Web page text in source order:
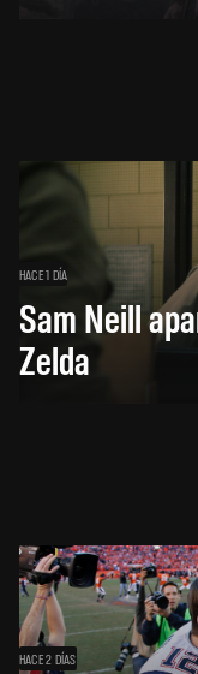
HACE 1 DÍA
Sam Neill
Zelda
HACE 2 DÍAS